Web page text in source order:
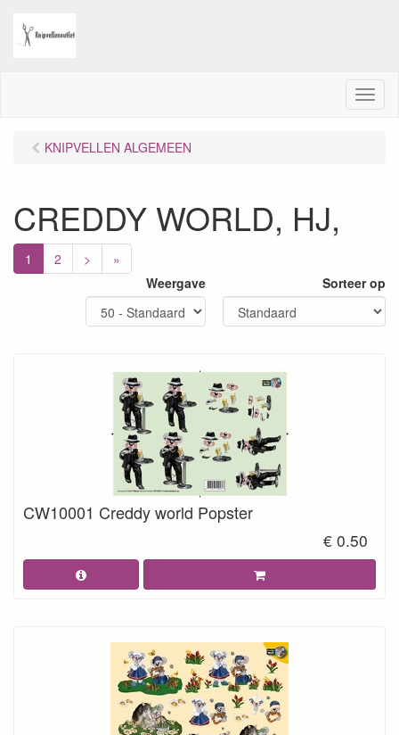
M
e
KNIPVELLEN ALGEMEEN
CREDDY WORLD, HJ,
1 2 >
»
Weergave
Sorteer op
CW10001 Creddy world Popster
€ 0.50